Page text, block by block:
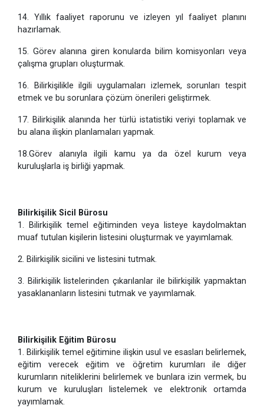
14. Yıllık faaliyet raporunu ve izleyen yıl faaliyet planını
hazırlamak.
15. Görev alanına giren konularda bilim komisyonları veya
çalışma grupları oluşturmak.
16. Bilirkişilikle ilgili uygulamaları izlemek, sorunları tespit
etmek ve bu sorunlara çözüm önerileri geliştirmek.
17. Bilirkişilik alanında her türlü istatistiki veriyi toplamak ve
bu alana ilişkin planlamaları yapmak.
18.Görev alanıyla ilgili kamu ya da özel kurum veya
kuruluşlarla iş birliği yapmak.
Bilirkişilik Sicil Bürosu
1. Bilirkişilik temel eğitiminden veya listeye kaydolmaktan
muaf tutulan kişilerin listesini oluşturmak ve yayımlamak.
2. Bilirkişilik sicilini ve listesini tutmak.
3. Bilirkişilik listelerinden çıkarılanlar ile bilirkişilik yapmaktan
yasaklananların listesini tutmak ve yayımlamak.
Bilirkişilik Eğitim Bürosu
1. Bilirkişilik temel eğitimine ilişkin usul ve esasları belirlemek,
eğitim verecek eğitim ve öğretim kurumları ile diğer
kurumların niteliklerini belirlemek ve bunlara izin vermek, bu
kurum ve kuruluşları listelemek ve elektronik ortamda
yayımlamak.